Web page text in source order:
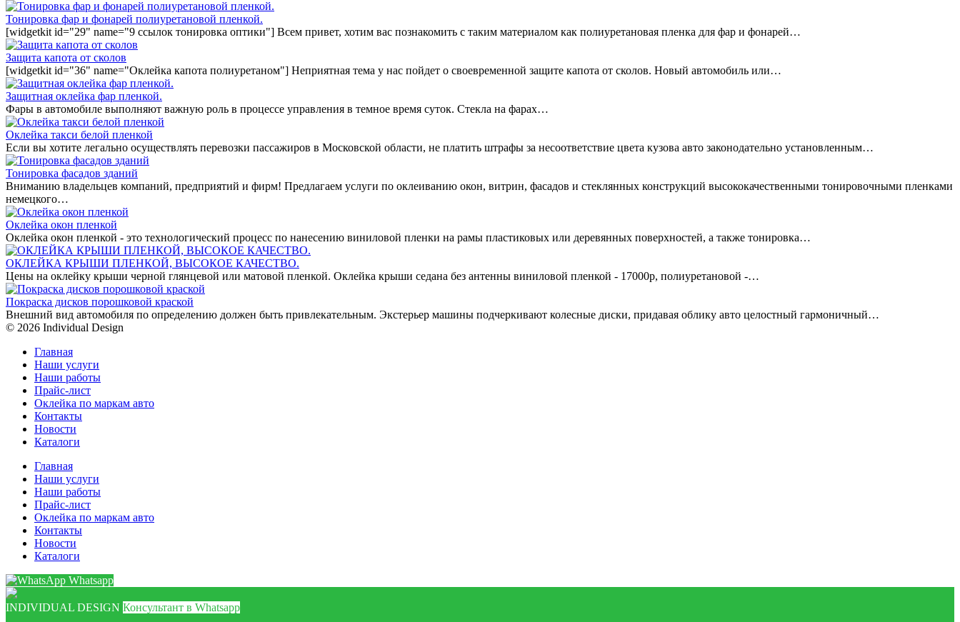
Тонировка фар и фонарей полиуретановой пленкой.
[widgetkit id="29" name="9 ссылок тонировка оптики"] Всем привет, хотим вас познакомить с таким материалом как полиуретановая пленка для фар и фонарей…
Защита капота от сколов
[widgetkit id="36" name="Оклейка капота полиуретаном"] Неприятная тема у нас пойдет о своевременной защите капота от сколов. Новый автомобиль или…
Защитная оклейка фар пленкой.
Фары в автомобиле выполняют важную роль в процессе управления в темное время суток. Стекла на фарах…
Оклейка такси белой пленкой
Если вы хотите легально осуществлять перевозки пассажиров в Московской области, не платить штрафы за несоответствие цвета кузова авто законодательно установленным…
Тонировка фасадов зданий
Вниманию владельцев компаний, предприятий и фирм! Предлагаем услуги по оклеиванию окон, витрин, фасадов и стеклянных конструкций высококачественными тонировочными пленками
немецкого…
Оклейка окон пленкой
Оклейка окон пленкой - это технологический процесс по нанесению виниловой пленки на рамы пластиковых или деревянных поверхностей, а также тонировка…
ОКЛЕЙКА КРЫШИ ПЛЕНКОЙ, ВЫСОКОЕ КАЧЕСТВО.
Цены на оклейку крыши черной глянцевой или матовой пленкой. Оклейка крыши седана без антенны виниловой пленкой - 17000р, полиуретановой -…
Покраска дисков порошковой краской
Внешний вид автомобиля по определению должен быть привлекательным. Экстерьер машины подчеркивают колесные диски, придавая облику авто целостный гармоничный…
© 2026 Individual Design
Главная
Наши услуги
Наши работы
Прайс-лист
Оклейка по маркам авто
Контакты
Новости
Каталоги
Главная
Наши услуги
Наши работы
Прайс-лист
Оклейка по маркам авто
Контакты
Новости
Каталоги
Whatsapp
INDIVIDUAL DESIGN Консультант в Whatsapp